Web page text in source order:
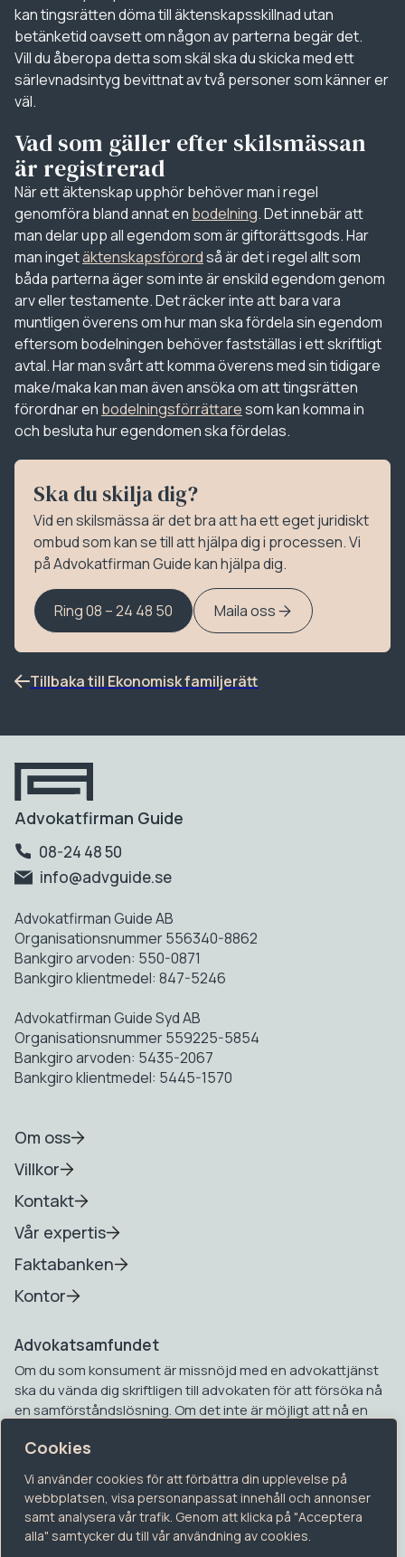
Cookies
Vi använder cookies för att förbättra din upplevelse på
webbplatsen, visa personanpassat innehåll och annonser
samt analysera vår trafik. Genom att klicka på "Acceptera
alla" samtycker du till vår användning av cookies.
kan tingsrätten döma till äktenskapsskillnad utan
betänketid oavsett om någon av parterna begär det.
Vill du åberopa detta som skäl ska du skicka med ett
särlevnadsintyg bevittnat av två personer som känner er
väl.
Vad som gäller efter skilsmässan
är registrerad
När ett äktenskap upphör behöver man i regel
genomföra bland annat en bodelning. Det innebär att
man delar upp all egendom som är giftorättsgods. Har
man ingetäktenskapsförordså är det i regel allt som
båda parterna äger som inte är enskild egendom genom
arv eller testamente. Det räcker inte att bara vara
muntligen överens om hur man ska fördela sin egendom
eftersom bodelningen behöver fastställas i ett skriftligt
avtal. Har man svårt att komma överens med sin tidigare
make/maka kan man även ansöka om att tingsrätten
förordnar en bodelningsförrättaresom kan komma in
och besluta hur egendomen ska fördelas.
Ska du skilja dig?
Vid en skilsmässa är det bra att ha ett eget juridiskt
ombud som kan se till att hjälpa dig i processen. Vi
på Advokatfirman Guide kan hjälpa dig.
Ring 08 – 24 48 50 Maila oss
Tillbaka till Ekonomisk familjerätt
Advokatfirman Guide
08-24 48 50
info@advguide.se
Advokatfirman Guide AB
Organisationsnummer 556340-8862
Bankgiro arvoden: 550-0871
Bankgiro klientmedel: 847-5246
Advokatfirman Guide Syd AB
Organisationsnummer 559225-5854
Bankgiro arvoden: 5435-2067
Bankgiro klientmedel: 5445-1570
Om oss
Villkor
Kontakt
Vår expertis
Faktabanken
Kontor
Advokatsamfundet
Om du som konsument är missnöjd med en advokattjänst
ska du vända dig skriftligen till advokaten för att försöka nå
en samförståndslösning. Om det inte är möjligt att nå en
Advokatsamfundets konsumenttvistnämnd. Mer
information om detta hittar du på Advokatsamfundets
hemsida.